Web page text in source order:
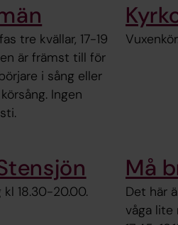
tre kvällar, 17-19
är främst till för
i sång eller
Ingen
18.30-20.00.
Må
Det här
våga lite